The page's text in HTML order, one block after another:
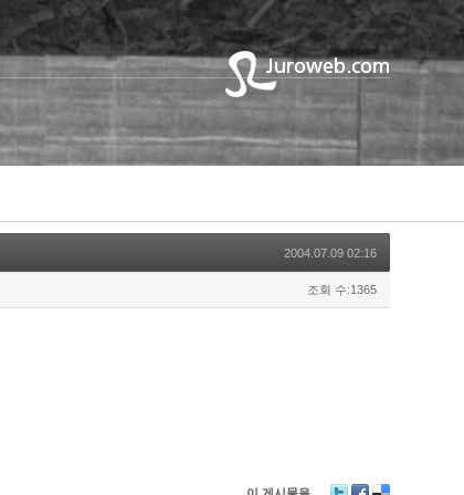
2004.07.09 02:16
조회 수:1365